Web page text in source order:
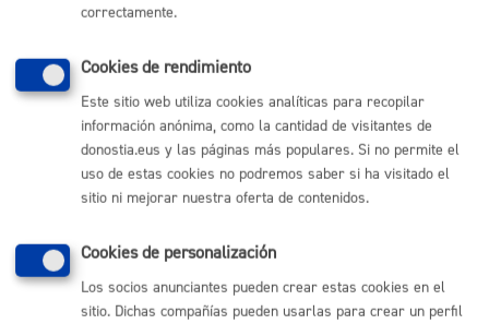
expediente
* Online con certificado electrónico
ONLINE
PRESENCIAL
TELÉFONO
MÁQUINA
Volver al índice
correctamente.
Cookies de rendimiento
Este sitio web utiliza cookies analíticas para recopilar
información anónima, como la cantidad de visitantes de
donostia.eus y las páginas más populares. Si no permite el
uso de estas cookies no podremos saber si ha visitado el
sitio ni mejorar nuestra oferta de contenidos.
Cookies de personalización
Los socios anunciantes pueden crear estas cookies en el
sitio. Dichas compañías pueden usarlas para crear un perfil